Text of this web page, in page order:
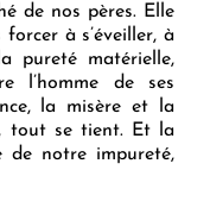
de nos pères. Elle
à s’éveiller, à
pureté matérielle,
l’homme de ses
la misère et la
tout se tient. Et la
de notre impureté,